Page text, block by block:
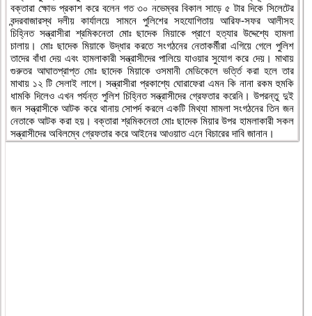
বক্তারা ক্ষোভ প্রকাশ করে বলেন গত ৩০ নভেম্বর বিকাল সাড়ে ৫ টার দিকে সিলেটের
বন্দরবাজারস্থ দলীয় কার্যালয়ে সামনে পুলিশের সহযোগিতায় আরিফ-সফর আলীসহ
চিহ্নিত সন্ত্রাসীরা শ্রমিকনেতা মোঃ ছাদেক মিয়াকে প্রাণে হত্যার উদ্দেশ্যে হামলা
চালায়। মোঃ ছাদেক মিয়াকে উদ্ধার করতে সংগঠনের নেতাকর্মীরা এগিয়ে গেলে পুলিশ
তাদের বাঁধা দেয় এবং হামলাকারী সন্ত্রাসীদের পালিয়ে যাওয়ার সুযোগ করে দেয়। মাথায়
গুরুতর আঘাতপ্রাপ্ত মোঃ ছাদেক মিয়াকে ওসমানী মেডিকেলে ভর্ত্তি করা হলে তার
মাথায় ১২ টি সেলাই লাগে। সন্ত্রাসীরা প্রকাশ্যে ঘোরাফেরা এমন কি নানা রকম হুমকি
ধামকি দিলেও এখন পর্যন্ত পুলিশ চিহ্নিত সন্ত্রাসীদের গ্রেফতার করেনি। উপরন্তু দুই
জন সন্ত্রাসীকে আটক করে থানায় সোপর্দ করলে একটি মিথ্যা মামলা সংগঠনের তিন জন
নেতাকে আটক করা হয়। বক্তারা শ্রমিকনেতা মোঃ ছাদেক মিয়ার উপর হামলাকারী সকল
সন্ত্রাসীদের অবিলম্বে গ্রেফতার করে আইনের আওয়াত এনে বিচারের দাবি জানান।